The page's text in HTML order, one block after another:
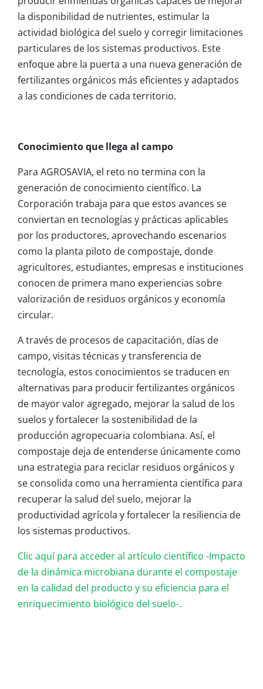
la disponibilidad de nutrientes, estimular la
actividad biológica del suelo y corregir limitaciones
particulares de los sistemas productivos. Este
enfoque abre la puerta a una nueva generación de
fertilizantes orgánicos más eficientes y adaptados
a las condiciones de cada territorio.
Conocimiento que llega al campo
Para AGROSAVIA, el reto no termina con la
generación de conocimiento científico. La
Corporación trabaja para que estos avances se
conviertan en tecnologías y prácticas aplicables
por los productores, aprovechando escenarios
como la planta piloto de compostaje, donde
agricultores, estudiantes, empresas e instituciones
conocen de primera mano experiencias sobre
valorización de residuos orgánicos y economía
circular.
A través de procesos de capacitación, días de
campo, visitas técnicas y transferencia de
tecnología, estos conocimientos se traducen en
alternativas para producir fertilizantes orgánicos
de mayor valor agregado, mejorar la salud de los
suelos y fortalecer la sostenibilidad de la
producción agropecuaria colombiana. Así, el
compostaje deja de entenderse únicamente como
una estrategia para reciclar residuos orgánicos y
se consolida como una herramienta científica para
recuperar la salud del suelo, mejorar la
productividad agrícola y fortalecer la resiliencia de
los sistemas productivos.
Clic aquí para acceder al artículo científico -Impacto
de la dinámica microbiana durante el compostaje
en la calidad del producto y su eficiencia para el
enriquecimiento biológico del suelo-.